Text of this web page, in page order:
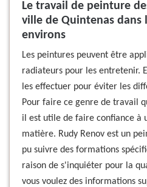
Le travail de peinture
ville de Quintenas dans
environs
Les peintures peuvent être
radiateurs pour les entretenir.
les effectuer pour éviter les
Pour faire ce genre de travail
il est utile de faire confiance à
matière. Rudy Renov est un
pu suivre des formations
raison de s'inquiéter pour la
vous voulez des informations